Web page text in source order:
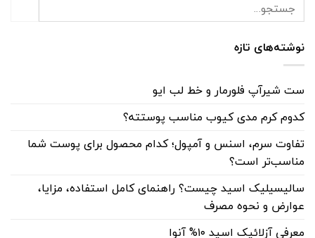
نوشته‌های تازه
ست شیرآپ فلورمار و خط لب ایو
کدوم کرم مدی کیوب مناسب پوستته؟
تفاوت سرم، اسنس و آمپول؛ کدام محصول برای پوست شما
مناسب‌تر است؟
سالیسیلیک اسید چیست؟ راهنمای کامل استفاده، مزایا،
عوارض و نحوه مصرف
معرفی آزلائیک اسید ۱۰% آنوا